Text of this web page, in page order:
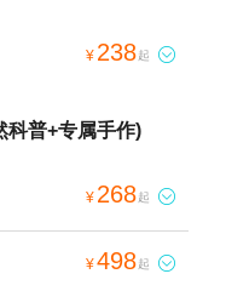
¥ 238起 
科普+专属手作)
¥ 268起 
¥498起 